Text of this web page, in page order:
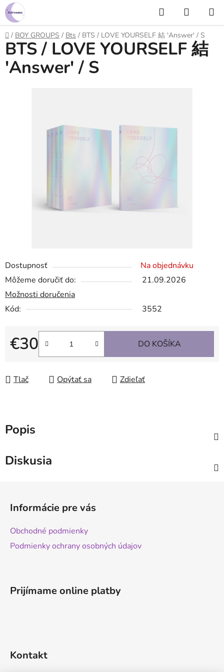
Prejsť
na
obsah
Hľadať
KOŠÍK
Domov
/ BOY GROUPS / Bts / BTS / LOVE YOURSELF 結 'Answer' / S
Dostupnosť
Na objednávku
Môžeme doručiť do:
21.09.2026
Možnosti doručenia
Kód:
3552
€30
Jednotková cena:
DO KOŠÍKA
Tlač Opýtať sa Zdieľať
BTS / LOVE YOURSELF 結
'Answer' / S
Popis
Diskusia
Informácie pre vás
Obchodné podmienky
Podmienky ochrany osobných údajov
Prijímame online platby
Kontakt